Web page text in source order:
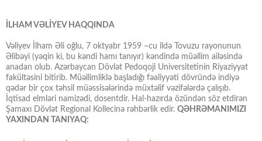
İLHAM VƏLİYEV HAQQINDA
Vəliyev İlham Əli oğlu, 7 oktyabr 1959 –cu ildə Tovuzu rayonunun
Əlibəyi (yəqin ki, bu kəndi hamı tanıyır) kəndində müəllim ailəsində
anadan olub. Azərbaycan Dövlət Pedoqoji Universitetinin Riyaziyyat
fakültəsini bitirib. Müəllimliklə başladığı fəaliyyəti dövründə indiyə
qədər bir çox təhsil müəssisələrində müxtəlif vəzifələrdə çalışıb.
İqtisad elmləri namizədi, dosentdir. Hal-hazırda özündən söz etdirən
Şamaxı Dövlət Regional Kollecinə rəhbərlik edir. QƏHRƏMANIMIZI
YAXINDAN TANIYAQ: